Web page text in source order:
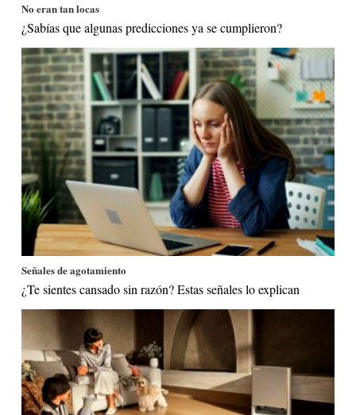
No eran tan locas
¿Sabías que algunas predicciones ya se cumplieron?
Señales de agotamiento
¿Te sientes cansado sin razón? Estas señales lo explican